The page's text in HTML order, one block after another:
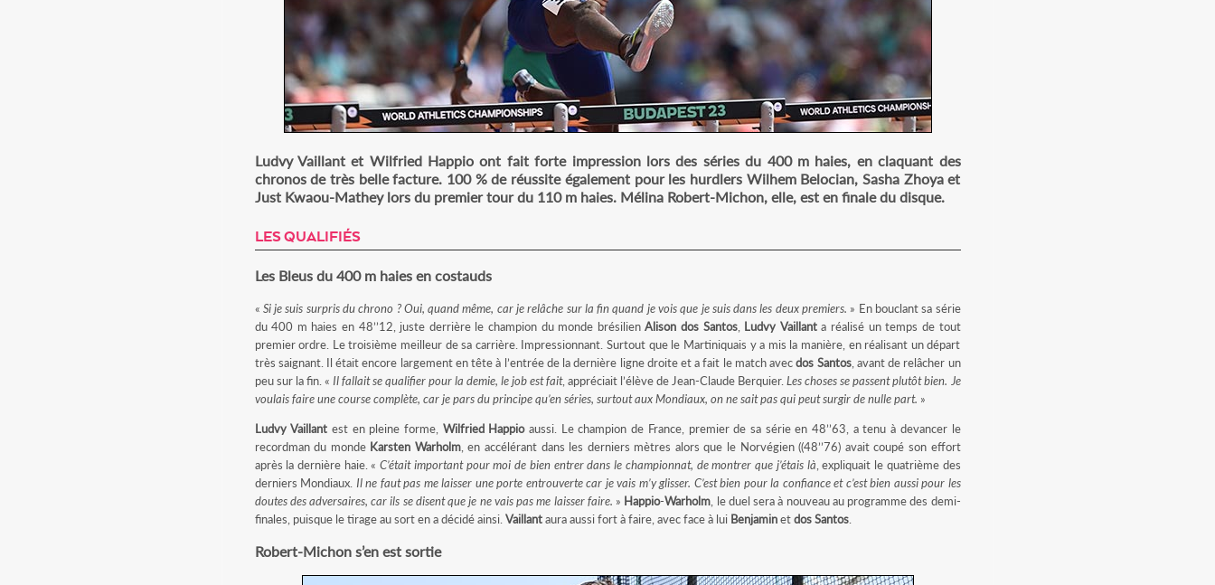
DIMANCHE 27 AOUT SOIRÉE
Ludvy Vaillant et Wilfried Happio ont fait forte impression lors des séries du 400 m haies, en claquant des
chronos de très belle facture. 100 % de réussite également pour les hurdlers Wilhem Belocian, Sasha Zhoya et
Just Kwaou-Mathey lors du premier tour du 110 m haies. Mélina Robert-Michon, elle, est en finale du disque.
LES QUALIFIÉS
Les Bleus du 400 m haies en costauds
« Si je suis surpris du chrono ? Oui, quand même, car je relâche sur la fin quand je vois que je suis dans les deux premiers. » En bouclant sa série
du 400 m haies en 48’’12, juste derrière le champion du monde brésilienAlison dos Santos, Ludvy Vaillanta réalisé un temps de tout
premier ordre. Le troisième meilleur de sa carrière. Impressionnant. Surtout que le Martiniquais y a mis la manière, en réalisant un départ
très saignant. Il était encore largement en tête à l’entrée de la dernière ligne droite et a fait le match avecdos Santos, avant de relâcher un
peu sur la fin. « Il fallait se qualifier pour la demie, le job est fait, appréciait l’élève de Jean-Claude Berquier.Les choses se passent plutôt bien. Je
voulais faire une course complète, car je pars du principe qu’en séries, surtout aux Mondiaux, on ne sait pas qui peut surgir de nulle part. »
Ludvy Vaillant est en pleine forme, Wilfried Happioaussi. Le champion de France, premier de sa série en 48’’63, a tenu à devancer le
recordman du monde Karsten Warholm, en accélérant dans les derniers mètres alors que le Norvégien ((48’’76) avait coupé son effort
après la dernière haie. «C’était important pour moi de bien entrer dans le championnat, de montrer que j’étais là , expliquait le quatrième des
derniers Mondiaux. Il ne faut pas me laisser une porte entrouverte car je vais m’y glisser. C’est bien pour la confiance et c’est bien aussi pour les
doutes des adversaires, car ils se disent que je ne vais pas me laisser faire. » Happio-Warholm , le duel sera à nouveau au programme des demi-
finales, puisque le tirage au sort en a décidé ainsi. Vaillantaura aussi fort à faire, avec face à lui Benjaminetdos Santos.
Robert-Michon s’en est sortie